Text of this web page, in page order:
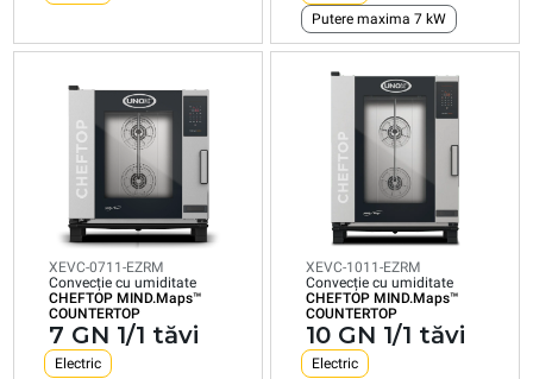
28,8
de CO2:
CO2/zile
Putere maxima 7 kW
Consumul
28,8
kWh/zile
Emisiune
de CO2:
0 kg
Consumul
în kWh:
39,7
Emisiune
Consumul
în kWh:
48,3
Emisiune
de CO2:
0 kg
CO2/zile
Putere maxima 7 kW
XEVC-0711-EZRM
Convecție cu umiditate
CHEFTOP MIND.Maps™
COUNTERTOP
7 GN 1/1 tăvi
Electric
XEVC-1011-EZRM
Convecție cu umiditate
CHEFTOP MIND.Maps™
COUNTERTOP
10 GN 1/1 tăvi
Electric